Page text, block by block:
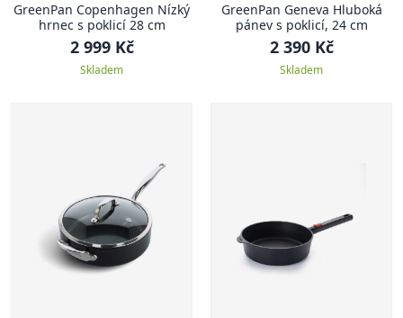
GreenPan Copenhagen Nízký
hrnec s poklicí 28 cm
2 999 Kč
Skladem
GreenPan Geneva Hluboká
pánev s poklicí, 24 cm
2 390 Kč
Skladem